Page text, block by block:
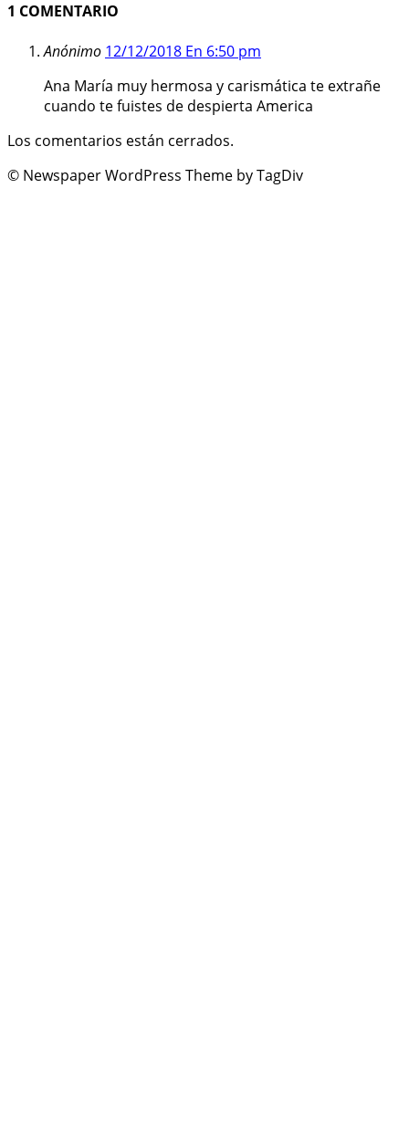
1 COMENTARIO
Anónimo 12/12/2018 En 6:50 pm
Ana María muy hermosa y carismática te extrañe
cuando te fuistes de despierta America
Los comentarios están cerrados.
© Newspaper WordPress Theme by TagDiv